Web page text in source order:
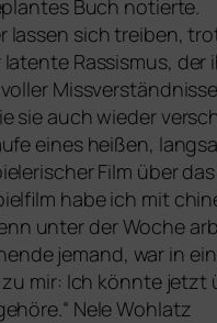
Buch notier­te.
las­sen sich trei­ben,
Rassismus,
vol­ler
sie auch wie­der
eines hei­ßen,
Film über
habe ich mit
unter der Woche
jemand, war in
mir: Ich könn­te jetzt
Nele Wohlatz